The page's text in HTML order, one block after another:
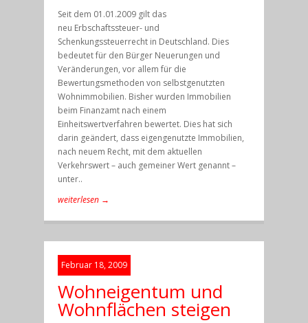
Seit dem 01.01.2009 gilt das
neu Erbschaftssteuer- und
Schenkungssteuerrecht in Deutschland. Dies
bedeutet für den Bürger Neuerungen und
Veränderungen, vor allem für die
Bewertungsmethoden von selbstgenutzten
Wohnimmobilien. Bisher wurden Immobilien
beim Finanzamt nach einem
Einheitswertverfahren bewertet. Dies hat sich
darin geändert, dass eigengenutzte Immobilien,
nach neuem Recht, mit dem aktuellen
Verkehrswert – auch gemeiner Wert genannt –
unter..
weiterlesen →
Februar 18, 2009
Wohneigentum und
Wohnflächen steigen